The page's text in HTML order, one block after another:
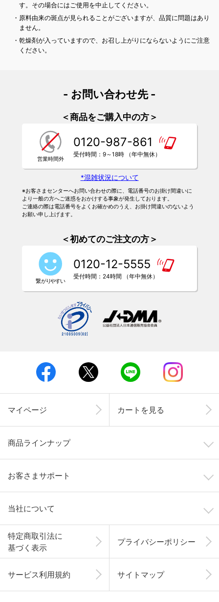
す。その場合にはご使用を中止してください。
・原料由来の斑点が見られることがございますが、品質に問題はあり
ません。
・乾燥剤が入っていますので、お召し上がりにならないようにご注意
ください。
- お問い合わせ先 -
＜商品をご購入中の方＞
0120-987-861
受付時間：9～18時 （年中無休）
*混雑状況について
※お客さまセンターへお問い合わせの際に、電話番号のお掛け間違いに
より一般の方へご迷惑をおかけする事象が発生しております。
ご連絡の際は電話番号をよくお確かめのうえ、お掛け間違いのないよう
お願い申し上げます。
＜初めてのご注文の方＞
0120-12-5555
受付時間：24時間 （年中無休）
マイページ カートを見る
商品ラインナップ
お客さまサポート
当社について
特定商取引法に
基づく表示
プライバシーポリシー
サービス利用規約 サイトマップ